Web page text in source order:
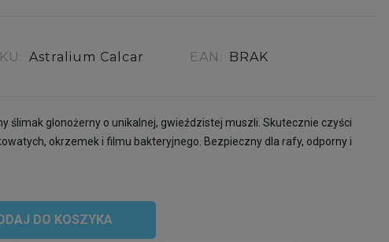
Astralium Calcar EAN: BRAK
ślimak glonożerny o unikalnej, gwieździstej muszli. Skutecznie czyści
okrzemek i filmu bakteryjnego. Bezpieczny dla rafy, odporny i
DO KOSZYKA